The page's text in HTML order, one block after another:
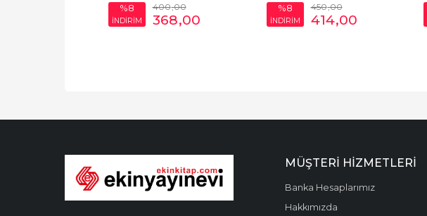
%8
İNDİRİM
400,00
368,00
%8
İNDİRİM
450,00
414,00
MÜŞTERI HIZMETLERI
Banka Hesaplarımız
Hakkımızda